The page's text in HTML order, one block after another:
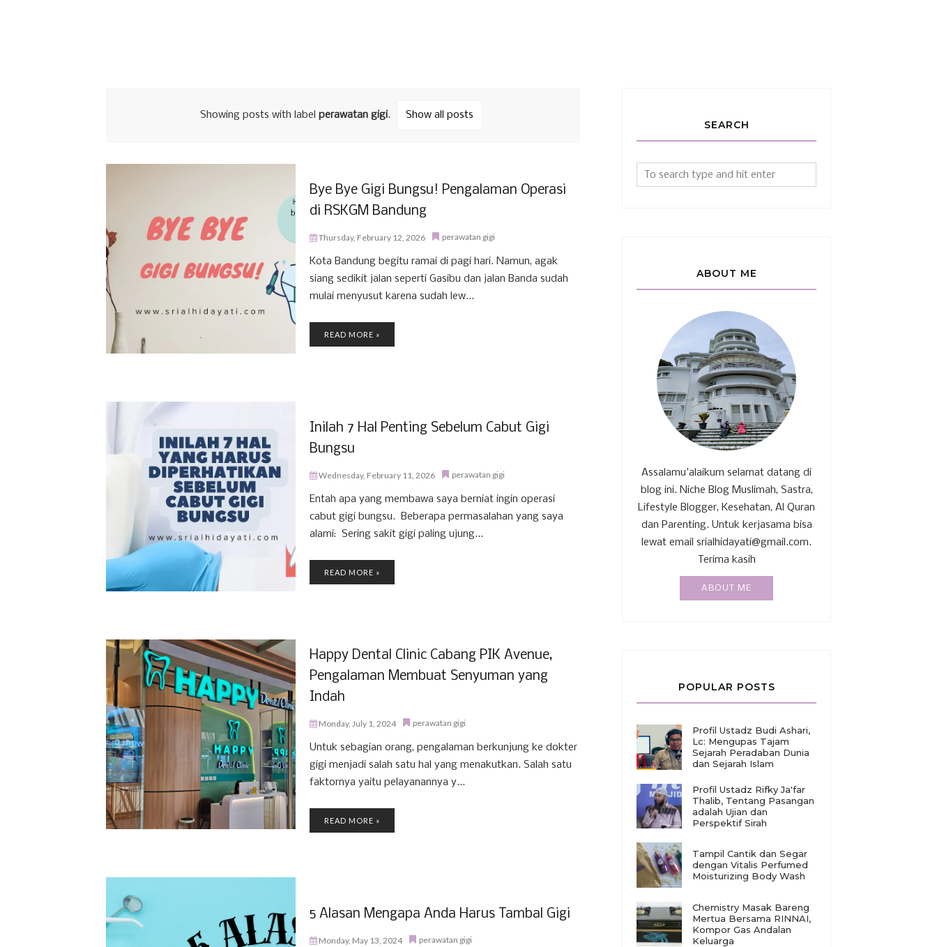
Showing posts with label perawatan gigi. Show all posts
Bye Bye Gigi Bungsu! Pengalaman Operasi
di RSKGM Bandung
Thursday, February 12, 2026 perawatan gigi
Kota Bandung begitu ramai di pagi hari. Namun, agak
siang sedikit jalan seperti Gasibu dan jalan Banda sudah
mulai menyusut karena sudah lew...
READ MORE »
Inilah 7 Hal Penting Sebelum Cabut Gigi
Bungsu
Wednesday, February 11, 2026 perawatan gigi
Entah apa yang membawa saya berniat ingin operasi
cabut gigi bungsu. Beberapa permasalahan yang saya
alami: Sering sakit gigi paling ujung...
READ MORE »
Happy Dental Clinic Cabang PIK Avenue,
Pengalaman Membuat Senyuman yang
Indah
Monday, July 1, 2024 perawatan gigi
Untuk sebagian orang, pengalaman berkunjung ke dokter
gigi menjadi salah satu hal yang menakutkan. Salah satu
faktornya yaitu pelayanannya y...
READ MORE »
5 Alasan Mengapa Anda Harus Tambal Gigi
Monday, May 13, 2024 perawatan gigi
SEARCH
ABOUT ME
Assalamu'alaikum selamat datang di
blog ini. Niche Blog Muslimah, Sastra,
Lifestyle Blogger, Kesehatan, Al Quran
dan Parenting. Untuk kerjasama bisa
lewat email srialhidayati@gmail.com.
Terima kasih
ABOUT ME
POPULAR POSTS
Profil Ustadz Budi Ashari,
Lc: Mengupas Tajam
Sejarah Peradaban Dunia
dan Sejarah Islam
Profil Ustadz Rifky Ja'far
Thalib, Tentang Pasangan
adalah Ujian dan
Perspektif Sirah
Tampil Cantik dan Segar
dengan Vitalis Perfumed
Moisturizing Body Wash
Chemistry Masak Bareng
Mertua Bersama RINNAI,
Kompor Gas Andalan
Keluarga